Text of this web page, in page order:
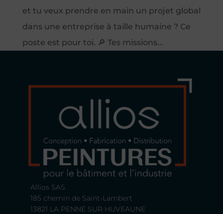
et tu veux prendre en main un projet global
dans une entreprise à taille humaine ? Ce
poste est pour toi. 🔎 Tes missions...
Allios SAS
185 chemin de Saint-Lambert
13821 LA PENNE SUR HUVEAUNE